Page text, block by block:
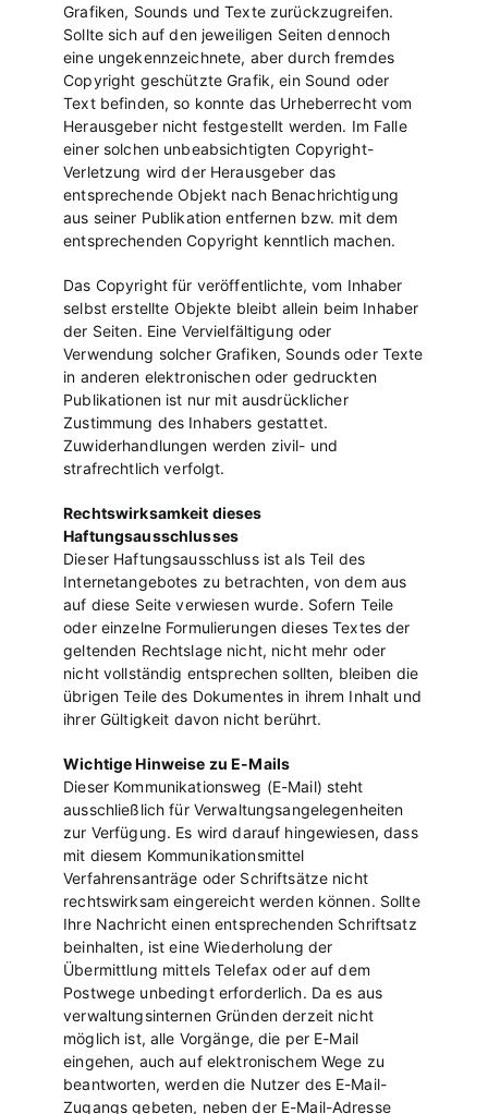
Grafiken, Sounds und Texte zurückzugreifen.
Sollte sich auf den jeweiligen Seiten dennoch
eine ungekennzeichnete, aber durch fremdes
Copyright geschützte Grafik, ein Sound oder
Text befinden, so konnte das Urheberrecht vom
Herausgeber nicht festgestellt werden. Im Falle
einer solchen unbeabsichtigten Copyright-
Verletzung wird der Herausgeber das
entsprechende Objekt nach Benachrichtigung
aus seiner Publikation entfernen bzw. mit dem
entsprechenden Copyright kenntlich machen.
Das Copyright für veröffentlichte, vom Inhaber
selbst erstellte Objekte bleibt allein beim Inhaber
der Seiten. Eine Vervielfältigung oder
Verwendung solcher Grafiken, Sounds oder Texte
in anderen elektronischen oder gedruckten
Publikationen ist nur mit ausdrücklicher
Zustimmung des Inhabers gestattet.
Zuwiderhandlungen werden zivil- und
strafrechtlich verfolgt.
Rechtswirksamkeit dieses
Haftungsausschlusses
Dieser Haftungsausschluss ist als Teil des
Internetangebotes zu betrachten, von dem aus
auf diese Seite verwiesen wurde. Sofern Teile
oder einzelne Formulierungen dieses Textes der
geltenden Rechtslage nicht, nicht mehr oder
nicht vollständig entsprechen sollten, bleiben die
übrigen Teile des Dokumentes in ihrem Inhalt und
ihrer Gültigkeit davon nicht berührt.
Wichtige Hinweise zu E-Mails
Dieser Kommunikationsweg (E-Mail) steht
ausschließlich für Verwaltungsangelegenheiten
zur Verfügung. Es wird darauf hingewiesen, dass
mit diesem Kommunikationsmittel
Verfahrensanträge oder Schriftsätze nicht
rechtswirksam eingereicht werden können. Sollte
Ihre Nachricht einen entsprechenden Schriftsatz
beinhalten, ist eine Wiederholung der
Übermittlung mittels Telefax oder auf dem
Postwege unbedingt erforderlich. Da es aus
verwaltungsinternen Gründen derzeit nicht
möglich ist, alle Vorgänge, die per E-Mail
eingehen, auch auf elektronischem Wege zu
beantworten, werden die Nutzer des E-Mail-
Zugangs gebeten, neben der E-Mail-Adresse